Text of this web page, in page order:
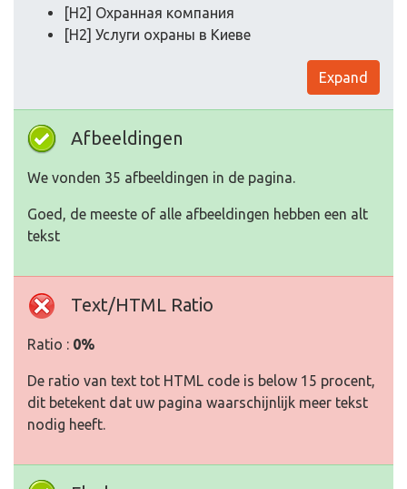
[H2] Охранная компания
[H2] Услуги охраны в Киеве
Expand
Afbeeldingen
We vonden 35 afbeeldingen in de pagina.
Goed, de meeste of alle afbeeldingen hebben een alt
tekst
Text/HTML Ratio
Ratio : 0%
De ratio van text tot HTML code is below 15 procent,
dit betekent dat uw pagina waarschijnlijk meer tekst
nodig heeft.